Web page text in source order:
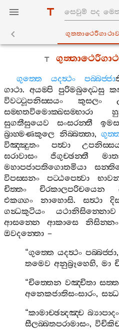
ගුත‍්තෙ යදත්‍ථං පබ‍්බජ‍්ජා
ගාථා.අයම‍්පි පුරිමබුද‍්ධෙසු
විවට‍්ටූපනිස‍්සයං
කුසලං
සම‍්භතවිමොක‍්ඛසම‍්භාරා
සුගතීසුයෙව
සංසරන‍්තී
බ්‍රාහ‍්මණකුලෙ නිබ‍්බත‍්තා,
විඤ‍්ඤුතං
පත්‍වා
ඝරාවාසං
ජිගුච‍්ඡන‍්තී
මහාපජාපතිගොතමියා
විපස‍්සනං
පට‍්ඨපෙත්‍වා
චිත‍්තං
චිරකාලපරිචයෙන
එකග‍්ගං
නාහොසි. සත්‍ථා
ගන්‍ධකුටියං
යථානිසින‍්නොව
ආසන‍්නෙ
ආකාසෙ නිසින‍්නං
ඔවදන‍්තො –
“ගුත‍්තෙ යදත්‍ථං පබ‍්බජ‍්ජා
තමෙව අනුබ්‍රූහෙහි,මා
“චිත‍්තෙන වඤ‍්චිතා
අනෙකජාතිසංසාරං,
“කාමාච‍්ඡන්‍දඤ‍්ච බ්‍යාපාදං
සීලබ‍්බතපරාමාසං,